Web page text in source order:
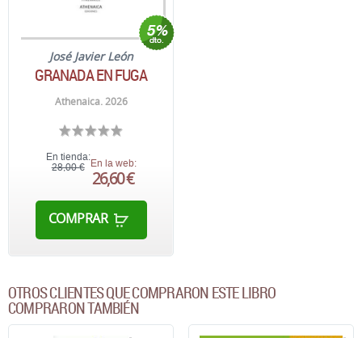
José Javier León
GRANADA EN FUGA
Athenaica. 2026
En tienda:
28,00 € En la web:
26,60 €
COMPRAR
OTROS CLIENTES QUE COMPRARON ESTE LIBRO
COMPRARON TAMBIÉN